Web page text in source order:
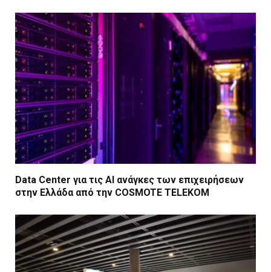
Data Center για τις ΑΙ ανάγκες των επιχειρήσεων
στην Ελλάδα από την COSMOTE TELEKOM